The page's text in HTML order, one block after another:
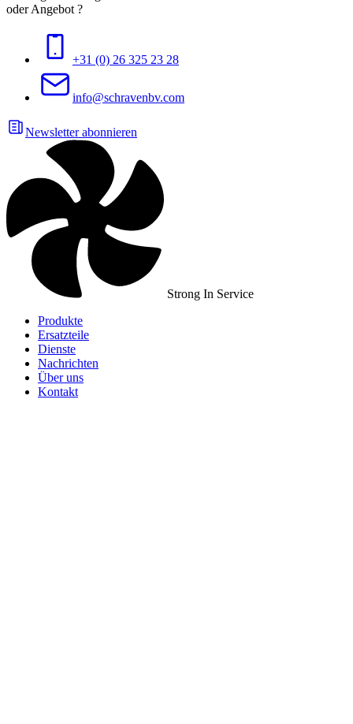
oder Angebot ?
+31 (0) 26 325 23 28
info@schravenbv.com
Newsletter abonnieren
Strong In Service
Produkte
Ersatzteile
Dienste
Nachrichten
Über uns
Kontakt